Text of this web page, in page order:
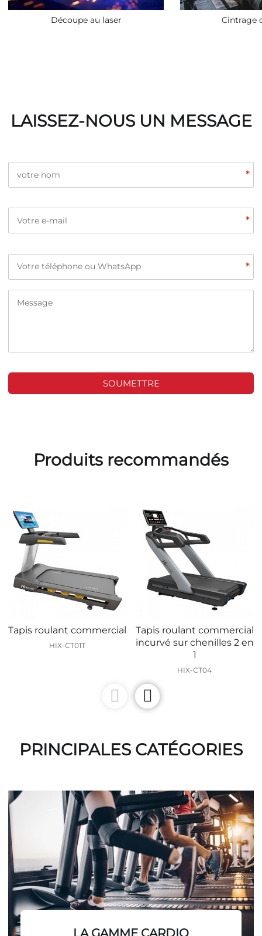
Découpe au laser Cintrage
LAISSEZ-NOUS UN MESSAGE
*
*
*
SOUMETTRE
Produits recommandés
Tapis roulant commercial
HIX-CT01T
Tapis roulant commercial
incurvé sur chenilles 2 en
1
HIX-CT04
PRINCIPALES CATÉGORIES
LA GAMME CARDIO